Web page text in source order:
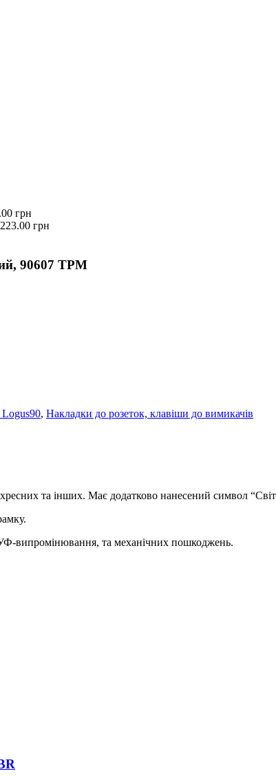
грн
223.00 грн
90607 TPM
Logus90, Накладки до розеток, клавіши до вимикачів
та інших. Має додатково нанесений символ
УФ-випромінювання, та механічних пошкоджень.